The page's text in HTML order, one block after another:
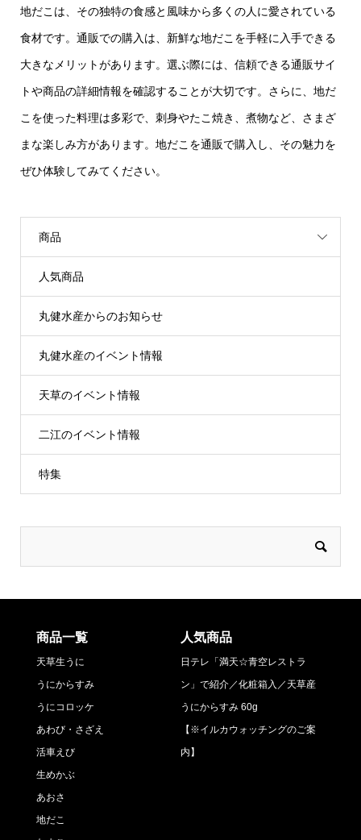
地だこは、その独特の食感と風味から多くの人に愛されている
食材です。通販での購入は、新鮮な地だこを手軽に入手できる
大きなメリットがあります。選ぶ際には、信頼できる通販サイ
トや商品の詳細情報を確認することが大切です。さらに、地だ
こを使った料理は多彩で、刺身やたこ焼き、煮物など、さまざ
まな楽しみ方があります。地だこを通販で購入し、その魅力を
ぜひ体験してみてください。
商品
人気商品
丸健水産からのお知らせ
丸健水産のイベント情報
天草のイベント情報
二江のイベント情報
特集
商品一覧
天草生うに
うにからすみ
うにコロッケ
あわび・さざえ
活車えび
生めかぶ
あおさ
地だこ
人気商品
日テレ「満天☆青空レストラ
ン」で紹介／化粧箱入／天草産
うにからすみ 60g
【※イルカウォッチングのご案
内】